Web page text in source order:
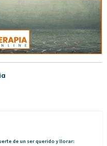
de un ser querido y llorar: